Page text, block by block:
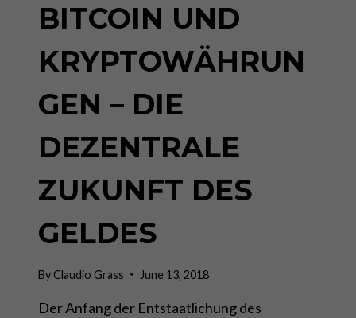
BITCOIN UND
KRYPTOWÄHRUN
GEN – DIE
DEZENTRALE
ZUKUNFT DES
GELDES
ByClaudio Grass June 13, 2018
Der Anfang der Entstaatlichung des